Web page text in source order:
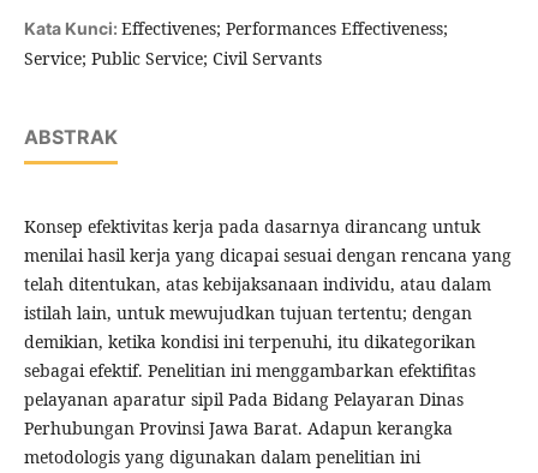
Kata Kunci: Effectivenes; Performances Effectiveness;
Service; Public Service; Civil Servants
ABSTRAK
Konsep efektivitas kerja pada dasarnya dirancang untuk
menilai hasil kerja yang dicapai sesuai dengan rencana yang
telah ditentukan, atas kebijaksanaan individu, atau dalam
istilah lain, untuk mewujudkan tujuan tertentu; dengan
demikian, ketika kondisi ini terpenuhi, itu dikategorikan
sebagai efektif. Penelitian ini menggambarkan efektifitas
pelayanan aparatur sipil Pada Bidang Pelayaran Dinas
Perhubungan Provinsi Jawa Barat. Adapun kerangka
metodologis yang digunakan dalam penelitian ini